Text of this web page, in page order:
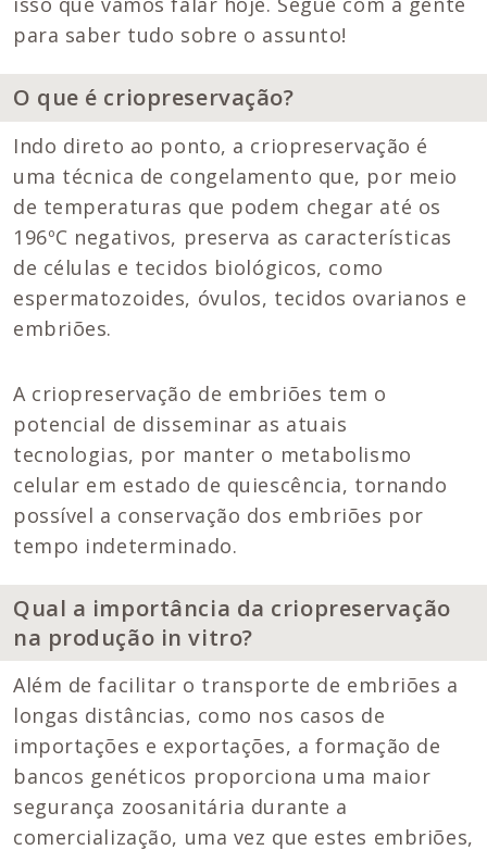
para saber tudo sobre o assunto!
O que é criopreservação?
Indo direto ao ponto, a criopreservação é
uma técnica de congelamento que, por meio
de temperaturas que podem chegar até os
196ºC negativos, preserva as características
de células e tecidos biológicos, como
espermatozoides, óvulos, tecidos ovarianos e
embriões.
A criopreservação de embriões tem o
potencial de disseminar as atuais
tecnologias, por manter o metabolismo
celular em estado de quiescência, tornando
possível a conservação dos embriões por
tempo indeterminado.
Qual a importância da criopreservação
na produção in vitro?
Além de facilitar o transporte de embriões a
longas distâncias, como nos casos de
importações e exportações, a formação de
bancos genéticos proporciona uma maior
segurança zoosanitária durante a
comercialização, uma vez que estes embriões,